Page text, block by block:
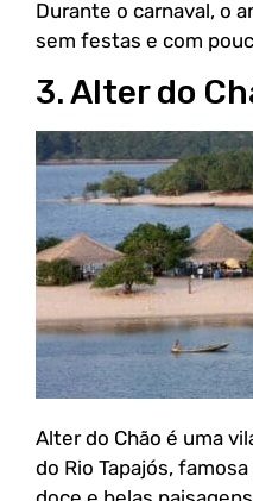
Durante o carnaval, o
sem festas e com
3. Alter do
Alter do Chão é uma
do Rio Tapajós,